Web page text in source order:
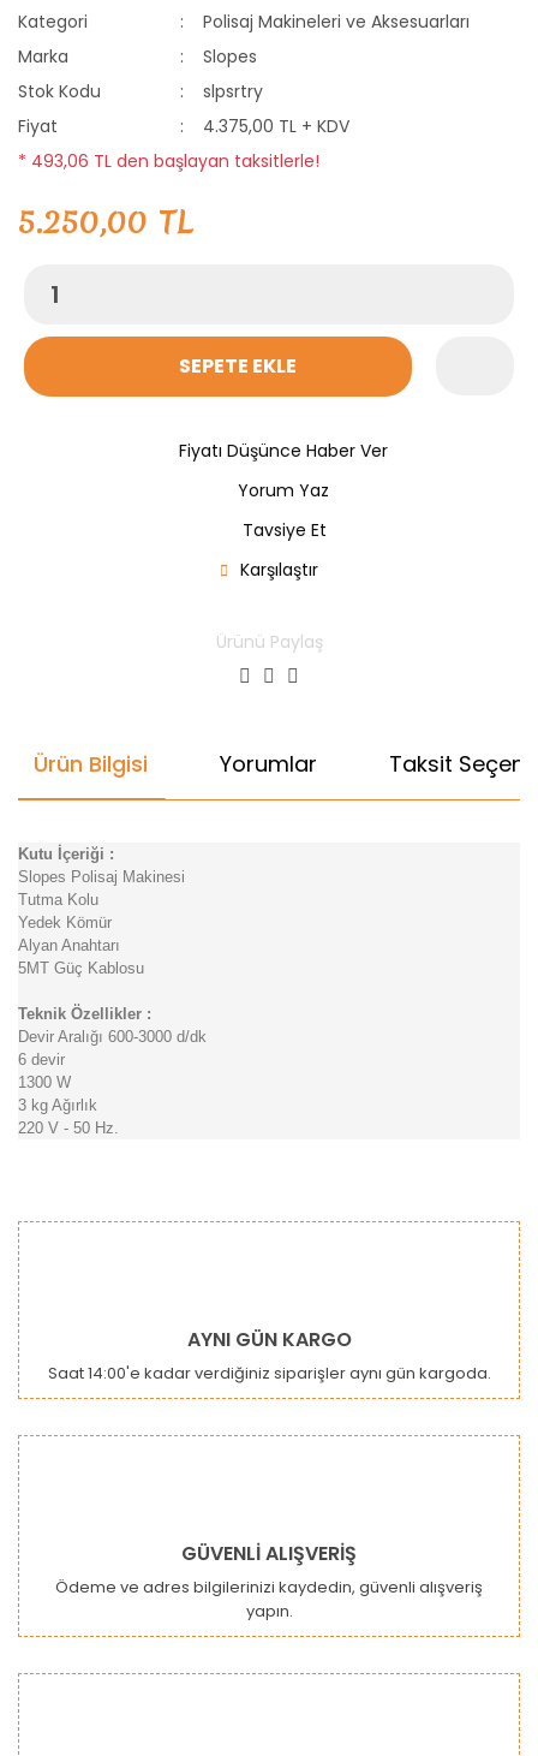
Kategori
Polisaj Makineleri ve Aksesuarları
Marka
Slopes
Stok Kodu
slpsrtry
Fiyat
4.375,00 TL + KDV
* 493,06 TL den başlayan taksitlerle!
5.250,00 TL
SEPETE EKLE
Fiyatı Düşünce Haber Ver
Yorum Yaz
Tavsiye Et
Karşılaştır
Ürünü Paylaş
Ürün Bilgisi Yorumlar Taksit
Kutu İçeriği :
Slopes Polisaj Makinesi
Tutma Kolu
Yedek Kömür
Alyan Anahtarı
5MT Güç Kablosu
Teknik Özellikler :
Devir Aralığı 600-3000 d/dk
6 devir
1300 W
3 kg Ağırlık
220 V - 50 Hz.
Bu ürüne ilk yorumu siz yapın!
Ürün açıklamasında eksik bilgiler bulunuyor.
Ürün bilgilerinde hatalar bulunuyor.
Gönder
AYNI GÜN KARGO
Saat 14:00'e kadar verdiğiniz siparişler aynı gün kargoda.
GÜVENLİ ALIŞVERİŞ
Ödeme ve adres bilgilerinizi kaydedin, güvenli alışveriş
yapın.